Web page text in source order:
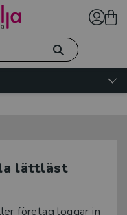
lättläst
företag loggar in